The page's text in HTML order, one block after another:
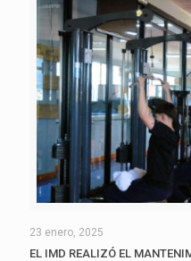
23 enero, 2025
EL IMD REALIZÓ EL